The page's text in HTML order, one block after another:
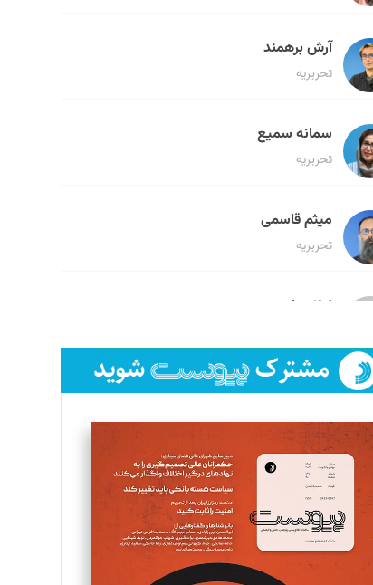
آرش برهمند
تحریریه
سمانه سمیع
تحریریه
میثم قاسمی
تحریریه
لیلا حنارود
فائزه فتحی رستمی
تحریریه
سروش کرمیان
تحریریه
مینا پاکدل